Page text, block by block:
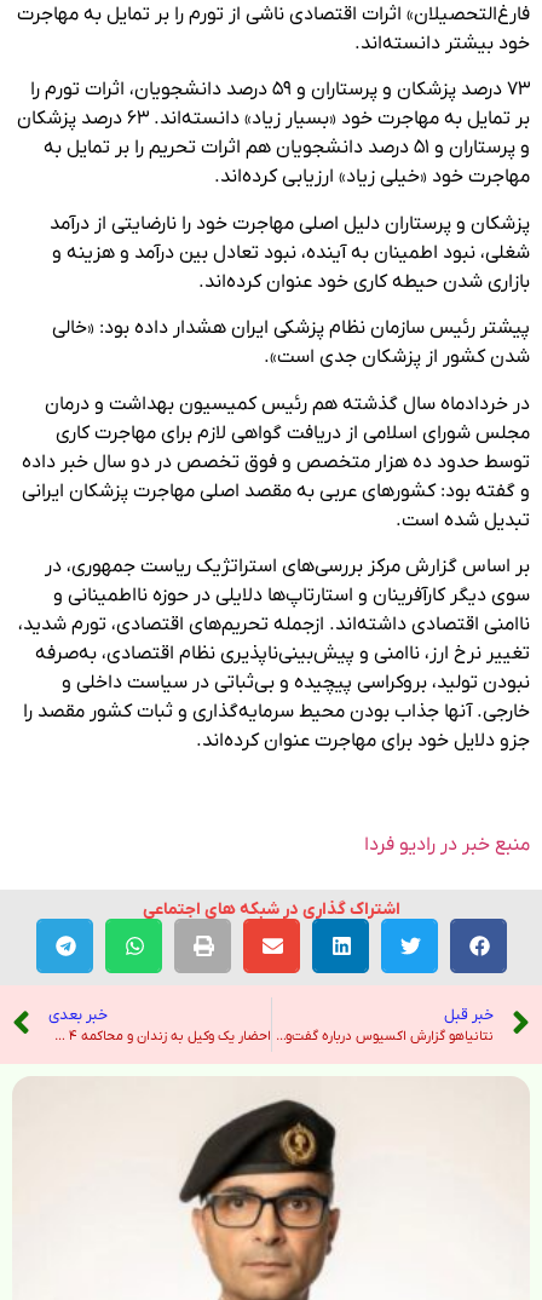
فارغ‌التحصیلان» اثرات اقتصادی ناشی از تورم را بر تمایل به مهاجرت
خود بیشتر دانسته‌اند.
۷۳ درصد پزشکان و پرستاران و ۵۹ درصد دانشجویان، اثرات تورم را
بر تمایل به مهاجرت خود «بسیار زیاد» دانسته‌اند. ۶۳ درصد پزشکان
و پرستاران و ۵۱ درصد دانشجویان هم اثرات تحریم را بر تمایل به
مهاجرت خود «خیلی زیاد» ارزیابی کرده‌اند.
پزشکان و پرستاران دلیل اصلی مهاجرت خود را نارضایتی از درآمد
شغلی، نبود اطمینان به آینده، نبود تعادل بین درآمد و هزینه و
بازاری شدن حیطه کاری خود عنوان کرده‌اند.
پیشتر رئیس سازمان نظام پزشکی ایران هشدار داده بود: «خالی
شدن کشور از پزشکان جدی است».
در خردادماه سال گذشته هم رئیس کمیسیون بهداشت و درمان
مجلس شورای اسلامی از دریافت گواهی لازم برای مهاجرت کاری
توسط حدود ده هزار متخصص و فوق تخصص در دو سال خبر داده
و گفته بود: کشورهای عربی به مقصد اصلی مهاجرت پزشکان ایرانی
تبدیل شده است.
بر اساس گزارش مرکز بررسی‌های استراتژیک ریاست جمهوری، در
سوی دیگر کارآفرینان و استارتاپ‌ها دلایلی در حوزه نااطمینانی و
ناامنی اقتصادی داشته‌اند. ازجمله تحریم‌های اقتصادی، تورم شدید،
تغییر نرخ ارز، ناامنی و پیش‌بینی‌ناپذیری نظام اقتصادی، به‌صرفه
نبودن تولید، بروکراسی پیچیده و بی‌ثباتی در سیاست داخلی و
خارجی. آنها جذاب بودن محیط سرمایه‌گذاری و ثبات کشور مقصد را
جزو دلایل خود برای مهاجرت عنوان کرده‌اند.
منبع خبر در رادیو فردا
اشتراک گذاری در شبکه های اجتماعی
خبر قبل
نتانیاهو گزارش اکسیوس درباره گفت‌و‌گو با دونالد ترامپ درباره مذاکرات غزه را تکذیب کرد – صدای آمریکا
خبر بعدی
احضار یک وکیل به زندان و محاکمه ۴ فعال صنفی معلمان؛ حکم ۶ سال حبس حمید حاجی‌عبدل‌پور تایید شد – صدای آمریکا